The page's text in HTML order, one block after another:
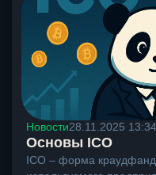
Новости28.11.2025 13:34
Основы ICO
ICO – форма